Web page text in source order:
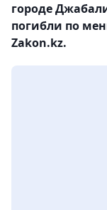
городе
погибли по
Zakon.kz.